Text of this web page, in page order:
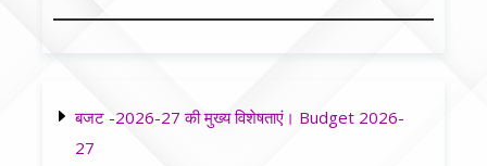
बजट -2026-27 की मुख्य विशेषताएं। Budget 2026-
27